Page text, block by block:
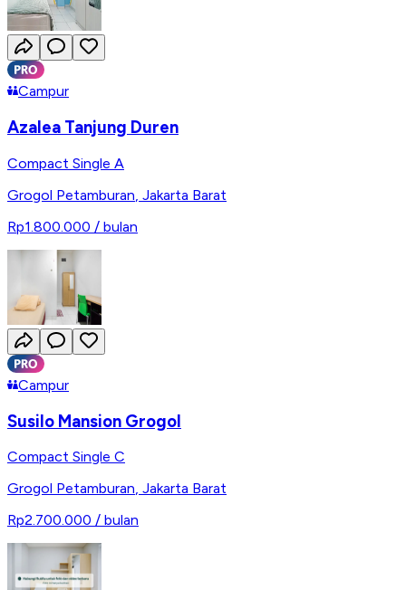
Campur
Azalea Tanjung Duren
Compact Single A
Grogol Petamburan, Jakarta Barat
Rp1.800.000 / bulan
Campur
Susilo Mansion Grogol
Compact Single C
Grogol Petamburan, Jakarta Barat
Rp2.700.000 / bulan